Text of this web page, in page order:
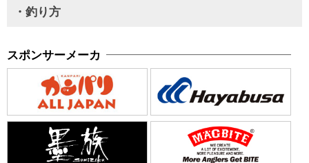
・釣り方
スポンサーメーカ